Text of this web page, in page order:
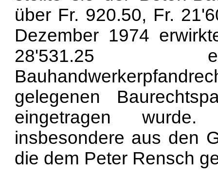
über Fr. 920.50, Fr.
Dezember 1974
28'531.25
gelegenen
eingetragen
insbesondere aus den
die dem Peter Rensch